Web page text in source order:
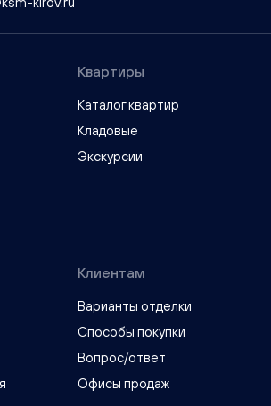
Квартиры
Каталог квартир
Кладовые
Экскурсии
Клиентам
Варианты отделки
Способы покупки
Вопрос/ответ
Офисы продаж